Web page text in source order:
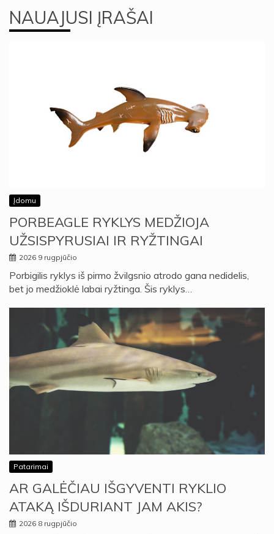
NAUAJUSI ĮRAŠAI
Įdomu
PORBEAGLE RYKLYS MEDŽIOJA
UŽSISPYRUSIAI IR RYŽTINGAI
2026 9 rugpjūčio
Porbigilis ryklys iš pirmo žvilgsnio atrodo gana nedidelis,
bet jo medžioklė labai ryžtinga. Šis ryklys…
Patarimai
AR GALĖČIAU IŠGYVENTI RYKLIO
ATAKĄ IŠDURIANT JAM AKIS?
2026 8 rugpjūčio